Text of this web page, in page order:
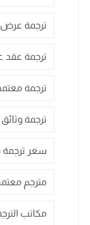
ترجمة
ترجمة عقد
ترجمة
ترجمة وثائق
سعر ترجمة
مترجم
مكاتب